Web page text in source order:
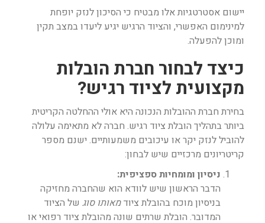
יישום אסטרטגיות אלו מבטיח כי הסיכון לנזק יופחת
למינימום האפשרי, והציוד הרגיש יגיע ליעדו במצב תקין
ומוכן להפעלה.
כיצד לבחור חברת הובלות
מקצועית לציוד רגיש?
בחירת חברת ההובלות הנכונה היא אולי ההחלטה הקריטית
ביותר בתהליך הובלת ציוד רגיש. חברה לא מתאימה עלולה
להוביל לנזק יקר או עיכובים משמעותיים. ישנם מספר
קריטריונים מרכזיים שיש לבחון:
ניסיון ומומחיות ספציפית:
הדבר הראשון שיש לוודא הוא שהחברה מחזיקה
בניסיון מוכח בהובלת ציודמאותו סוג של הציוד
המדובר. הובלת שרתים שונה מהובלת ציוד רפואי או